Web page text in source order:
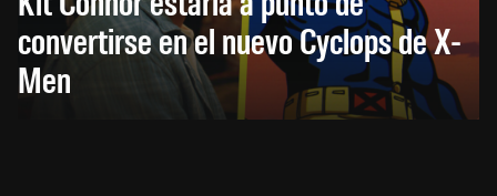
convertirse en el nuevo Cyclops de X-
Men